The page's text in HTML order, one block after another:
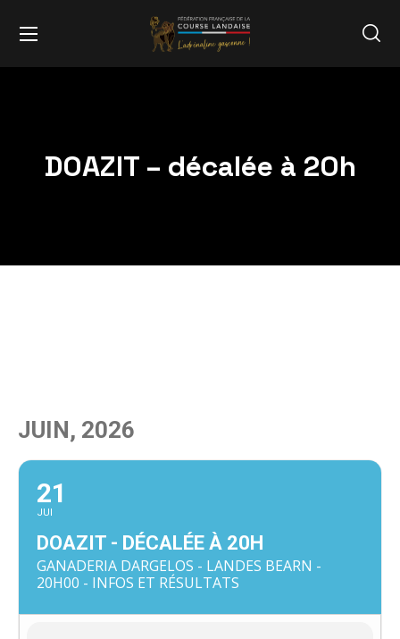
DOAZIT – décalée à 20h
JUIN, 2026
21
JUI
DOAZIT - DÉCALÉE À 20H
GANADERIA DARGELOS - LANDES BEARN -
20H00 - INFOS ET RÉSULTATS